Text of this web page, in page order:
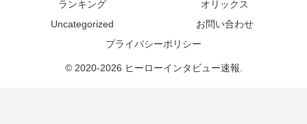
ランキング
オリックス
Uncategorized
お問い合わせ
プライバシーポリシー
© 2020-2026 ヒーローインタビュー速報.